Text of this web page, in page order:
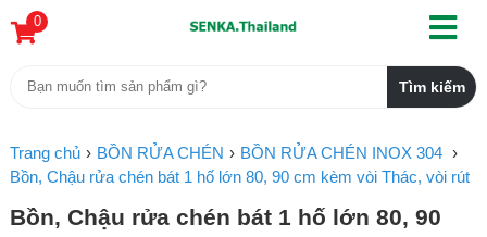
0
Trang chủ BỒN RỬA CHÉN
BỒN RỬA CHÉN INOX 304
Bồn, Chậu rửa chén bát 1 hố lớn 80, 90 cm kèm vòi Thác, vòi rút
Bồn, Chậu rửa chén bát 1 hố lớn 80, 90